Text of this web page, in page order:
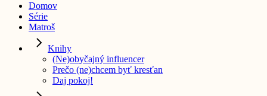
Domov
Série
Matroš
Knihy
(Ne)obyčajný influencer
Prečo (ne)chcem byť kresťan
Daj pokoj!